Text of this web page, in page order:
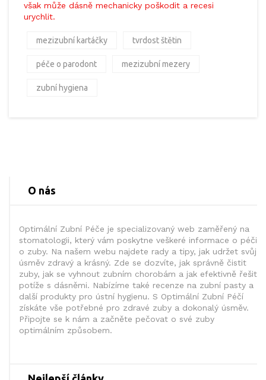
však může dásně mechanicky poškodit a recesi
urychlit.
mezizubní kartáčky tvrdost štětin
péče o parodont mezizubní mezery
zubní hygiena
O nás
Optimální Zubní Péče je specializovaný web zaměřený na
stomatologii, který vám poskytne veškeré informace o péči
o zuby. Na našem webu najdete rady a tipy, jak udržet svůj
úsměv zdravý a krásný. Zde se dozvíte, jak správně čistit
zuby, jak se vyhnout zubním chorobám a jak efektivně řešit
potíže s dásněmi. Nabízíme také recenze na zubní pasty a
další produkty pro ústní hygienu. S Optimální Zubní Péčí
získáte vše potřebné pro zdravé zuby a dokonalý úsměv.
Připojte se k nám a začněte pečovat o své zuby
optimálním způsobem.